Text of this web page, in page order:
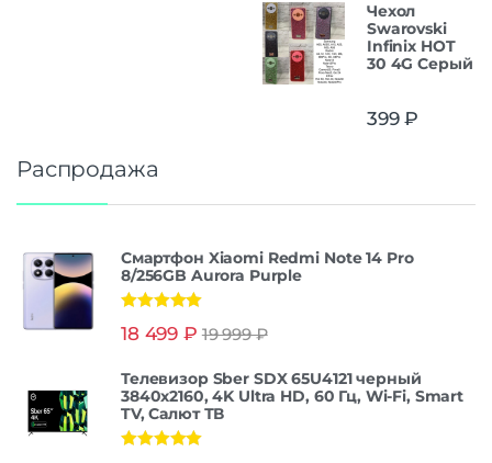
Чехол
Swarovski
Infinix HOT
30 4G Серый
399₽
Распродажа
Смартфон Xiaomi Redmi Note 14 Pro
8/256GB Aurora Purple
из 5
18 499 ₽ 19 999₽
Телевизор Sber SDX 65U4121 черный
3840x2160, 4K Ultra HD, 60 Гц, Wi-Fi, Smart
TV, Салют ТВ